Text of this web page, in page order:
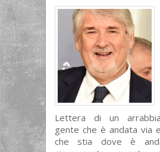
Lettera di un
gente che è andata via
che stia dove è